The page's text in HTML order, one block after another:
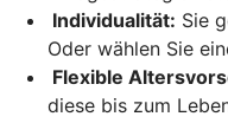
Individualität: Sie
Oder wählen Sie
Flexible
diese bis zum